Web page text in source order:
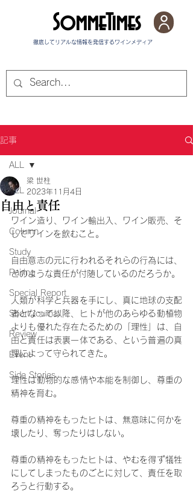
徹底してリアルな情報を発信する​ワインメディア
SommeTimes
記事
ALL
Journal
Column
Study
Pairing
Special Report
Short Journal
Review
Event
Side Stories
ALL
自由と責任
梁 世柱
2023年11月4日
ワイン造り、ワイン輸出入、ワイン販売、そ
してワインを飲むこと。
自由意志の元に行われるそれらの行為には、
どのような責任が付随しているのだろうか。
人類が科学と兵器を手にし、真に地球の支配
者となって以降、ヒトが他のあらゆる動植物
よりも優れた存在たるための「理性」は、自
由と責任は表裏一体である、という普遍の真
理によって守られてきた。
理性は動物的な感情や本能を制御し、尊重の
精神を育む。
尊重の精神をもったヒトは、無意味に何かを
壊したり、奪ったりはしない。
尊重の精神をもったヒトは、やむを得ず犠牲
にしてしまったものごとに対して、責任を取
ろうと行動する。